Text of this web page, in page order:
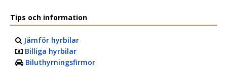
Tips och information
Jämför hyrbilar
Billiga hyrbilar
Biluthyrningsfirmor